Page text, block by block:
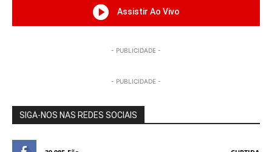
Assistir Ao Vivo
- PUBLICIDADE -
- PUBLICIDADE -
SIGA-NOS NAS REDES SOCIAIS